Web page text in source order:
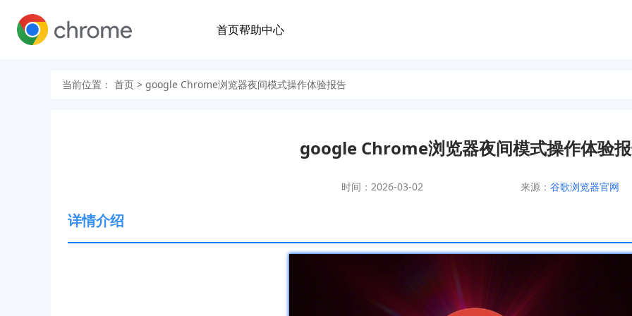
首页帮助中心
当前位置： 首页 > google Chrome浏览器夜间模式操作体验报告
google Chrome浏览器夜间模式操作体验
时间：2026-03-02 来源： 谷歌浏览器官网
详情介绍